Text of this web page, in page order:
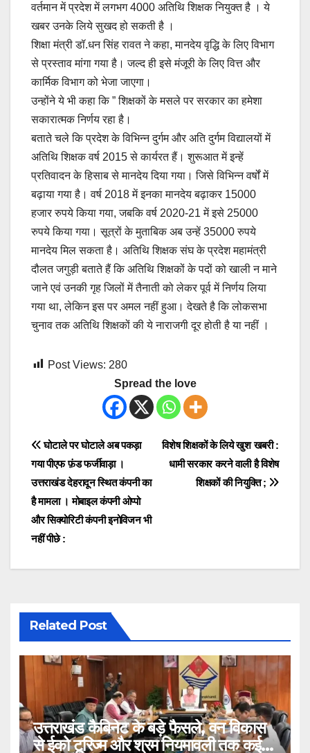
वर्तमान में प्रदेश में लगभग 4000 अतिथि शिक्षक नियुक्त है । ये
खबर उनके लिये सुखद हो सकती है ।
शिक्षा मंत्री डॉ.धन सिंह रावत ने कहा, मानदेय वृद्धि के लिए विभाग
से प्रस्ताव मांगा गया है। जल्द ही इसे मंजूरी के लिए वित्त और
कार्मिक विभाग को भेजा जाएगा।
उन्होंने ये भी कहा कि ” शिक्षकों के मसले पर सरकार का हमेशा
सकारात्मक निर्णय रहा है।
बताते चले कि प्रदेश के विभिन्न दुर्गम और अति दुर्गम विद्यालयों में
अतिथि शिक्षक वर्ष 2015 से कार्यरत हैं। शुरूआत में इन्हें
प्रतिवादन के हिसाब से मानदेय दिया गया। जिसे विभिन्न वर्षों में
बढ़ाया गया है। वर्ष 2018 में इनका मानदेय बढ़ाकर 15000
हजार रुपये किया गया, जबकि वर्ष 2020-21 में इसे 25000
रुपये किया गया। सूत्रों के मुताबिक अब उन्हें 35000 रुपये
मानदेय मिल सकता है। अतिथि शिक्षक संघ के प्रदेश महामंत्री
दौलत जगुड़ी बताते हैं कि अतिथि शिक्षकों के पदों को खाली न माने
जाने एवं उनकी गृह जिलों में तैनाती को लेकर पूर्व में निर्णय लिया
गया था, लेकिन इस पर अमल नहीं हुआ। देखते है कि लोकसभा
चुनाव तक अतिथि शिक्षकों की ये नाराजगी दूर होती है या नहीं ।
Post Views: 280
Spread the love
Post
navigation
विशेष शिक्षकों के लिये खुश खबरी :
धामी सरकार करने वाली है विशेष
शिक्षकों की नियुक्ति ;
घोटाले पर घोटाले अब पकड़ा
गया पीएफ फ़ंड फर्जीवाड़ा ।
उत्तराखंड देहरादून स्थित कंपनी का
है मामला । मोबाइल कंपनी ओप्पो
और सिक्योरिटी कंपनी इनोविजन भी
नहीं पीछे :
Related Post
उत्तराखंड कैबिनेट के बड़े फैसले, वन विकास
से ईको टूरिज्म और श्रम नियमावली तक कई